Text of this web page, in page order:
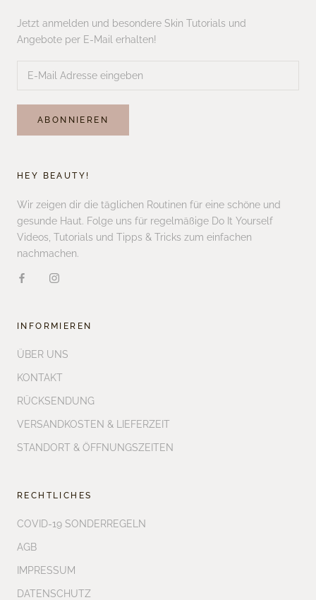
Jetzt anmelden und besondere Skin Tutorials und
Angebote per E-Mail erhalten!
ABONNIEREN
HEY BEAUTY!
Wir zeigen dir die täglichen Routinen für eine schöne und
gesunde Haut. Folge uns für regelmäßige Do It Yourself
Videos, Tutorials und Tipps & Tricks zum einfachen
nachmachen.
INFORMIEREN
ÜBER UNS
KONTAKT
RÜCKSENDUNG
VERSANDKOSTEN & LIEFERZEIT
STANDORT & ÖFFNUNGSZEITEN
RECHTLICHES
COVID-19 SONDERREGELN
AGB
IMPRESSUM
DATENSCHUTZ